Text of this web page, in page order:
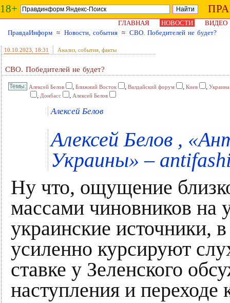
18+
ГЛАВНАЯ НОВОСТИ
ВИДЕО
ПравдаИнформ ≈ Новости, события ≈ СВО. Победителей не будет?
10.10.2023 , 18:31 Анализ, события, факты
СВО. Победителей не будет?
Алексей Белов , Ближний Восток , Валдайский форум , Киев , Украина
, Донбасс , Алексей Белов
Алексей Белов
Алексей Белов ,
Украины» –
Ну что, ощущение
массами чиновников на
украинские источники,
усиленно курсируют
ставке у Зеленского
наступления и переходе